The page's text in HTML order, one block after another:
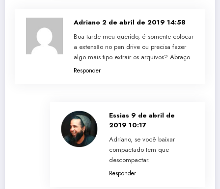
Adriano 2 de abril de 2019 14:58
Boa tarde meu querido, é somente colocar
a extensão no pen drive ou precisa fazer
algo mais tipo extrair os arquivos? Abraço.
Responder
Essias 9 de abril de
2019 10:17
Adriano, se você baixar
compactado tem que
descompactar.
Responder